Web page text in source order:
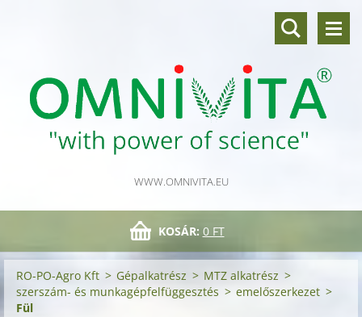
WWW.OMNIVITA.EU
KOSÁR: 0 FT
RO-PO-Agro Kft > Gépalkatrész > MTZ alkatrész >
szerszám- és munkagépfelfüggesztés > emelőszerkezet >
Fül